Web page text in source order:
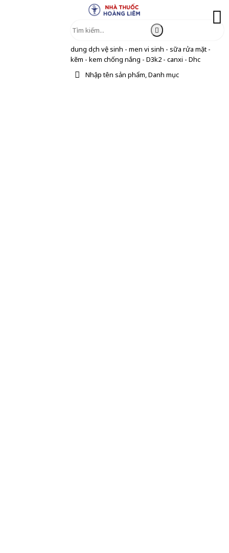
dung dịch vệ sinh - men vi sinh - sữa rửa mặt -
kẽm - kem chống nắng - D3k2 - canxi - Dhc
Nhập tên sản phẩm, Danh mục